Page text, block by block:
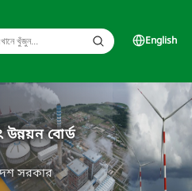
English
উন্নয়ন বোর্ড
সরকার